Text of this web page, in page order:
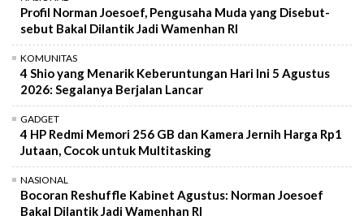
Profil Norman Joesoef, Pengusaha Muda yang Disebut-
sebut Bakal Dilantik Jadi Wamenhan RI
KOMUNITAS
4 Shio yang Menarik Keberuntungan Hari Ini 5 Agustus
2026: Segalanya Berjalan Lancar
GADGET
4 HP Redmi Memori 256 GB dan Kamera Jernih Harga Rp1
Jutaan, Cocok untuk Multitasking
NASIONAL
Bocoran Reshuffle Kabinet Agustus: Norman Joesoef
Bakal Dilantik Jadi Wamenhan RI